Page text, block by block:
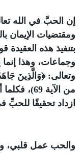
إن الحبَّ في الله
ومقتضيات الإيمان
بتنفيذ هذه العقيدة
وجماعات، وهذا إنما
وتعالى:﴿وَالَّذِينَ
من الآية
ازداد تحقيقًا للحبِّ
والحب عمل قلبي،